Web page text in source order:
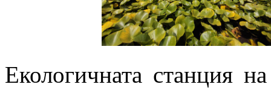
Екологичната станция